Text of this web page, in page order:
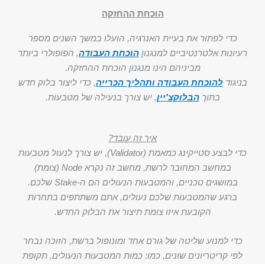
הוכחת ההחזקה
כדי לפתור את בעיית האנרגיה, הועלו במשך השנים מספר
רעיונות אלטרנטיביים למנגנון הוכחת העבודה, הפופולרי ביותר
מביניהם הינו מנגנון הוכחת ההחזקה.
בניגודלהוכחת העבודה ותהליך הכרייה, כדי ליצור בלוק חדש
בתוךהבלוקצ'יין, יש צורך בנעילה של מטבעות.
איך זה עובד?
כדי לבצע סטייקינג כמאמת (Validator), יש צורך לנעול מטבעות
במחשב המחובר לרשת, מחשב זה נקרא Node (צומת)
במושגים טכניים, והמטבעות הנעולים הם ה-Stake שלכם.
ברגע שהמטבעות שלכם נעולים, אתם משתתפים בתחרות
הקובעת איזו צומת תיצור את הבלוק החדש.
כדי למנוע שליטה של גורם אחד ומונופול ברשת, הזוכה נבחר
לפי קריטריונים שונים, כמו: כמות המטבעות הנעולים, תקופת